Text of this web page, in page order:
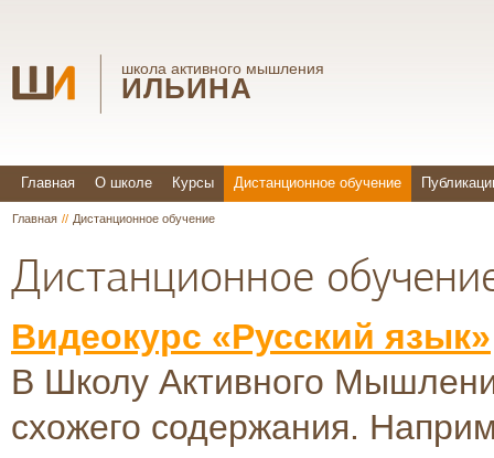
школа активного мышления
ИЛЬИНА
Главная О школе Курсы Дистанционное обучение
Главная // Дистанционное обучение
Дистанционное
Видеокурс «Русский язык»
В Школу Активного
схожего содержания.